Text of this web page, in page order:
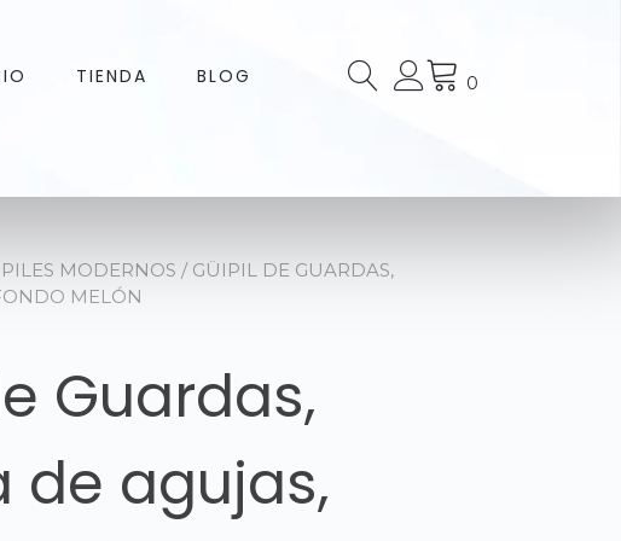
TIENDA BLOG 0
MODERNOS / GÜIPIL DE GUARDAS,
MELÓN
Guardas,
de agujas,